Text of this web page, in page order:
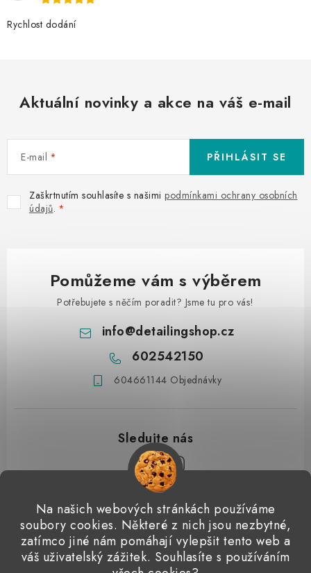
Na našich webových stránkách používáme
soubory cookies. Některé z nich jsou nezbytné,
zatímco jiné nám pomáhají vylepšit tento web a
váš uživatelský zážitek. Souhlasíte s používáním
Rychlost dodání
Aktuální novinky a akce na váš e-mail
E-mail
Zaškrtnutím souhlasíte s našimi podmínkami ochrany osobních
údajů.
PŘIHLÁSIT SE
Pomůžeme vám s výběrem
Potřebujete s něčím poradit? Jsme tu pro vás!
info@detailingshop.cz
602542150
604661144 Objednávky
Přijímáme online platby
Detailingclub Dodo Juice Gyeon Quartz ValetPRO